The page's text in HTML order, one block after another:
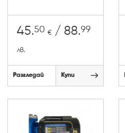
45.50 € / 88.99
лв.
Разгледай Купи